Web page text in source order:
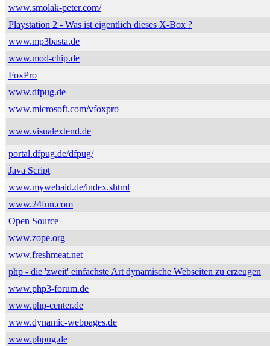
www.smolak-peter.com/
Playstation 2 - Was ist eigentlich dieses X-Box ?
www.mp3basta.de
www.mod-chip.de
FoxPro
www.dfpug.de
www.microsoft.com/vfoxpro
www.visualextend.de
portal.dfpug.de/dfpug/
Java Script
www.mywebaid.de/index.shtml
www.24fun.com
Open Source
www.zope.org
www.freshmeat.net
php - die 'zweit' einfachste Art dynamische Webseiten zu erzeugen
www.php3-forum.de
www.php-center.de
www.dynamic-webpages.de
www.phpug.de